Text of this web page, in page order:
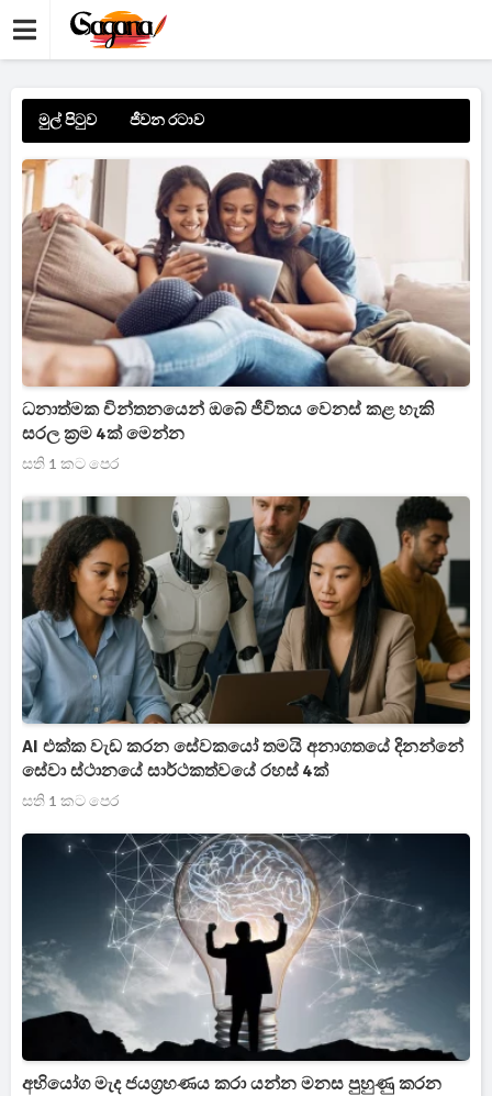
මුල් පිටුව ජීවන රටාව
ධනාත්මක චින්තනයෙන් ඔබේ ජීවිතය වෙනස් කළ හැකි
සරල ක්‍රම 4ක් මෙන්න
සති 1 කට පෙර
AI එක්ක වැඩ කරන සේවකයෝ තමයි අනාගතයේ දිනන්නේ
සේවා ස්ථානයේ සාර්ථකත්වයේ රහස් 4ක්
සති 1 කට පෙර
අභියෝග මැද ජයග්‍රහණය කරා යන්න මනස පුහුණු කරන